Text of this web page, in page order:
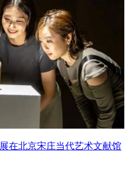
在北京宋庄当代艺术文献馆